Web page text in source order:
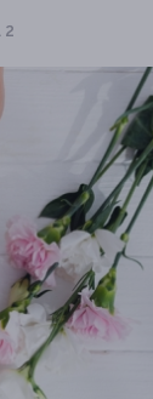
2